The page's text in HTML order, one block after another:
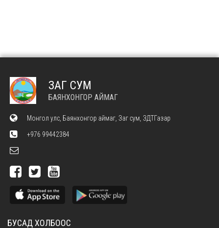
ЗАГ СУМ
БАЯНХОНГОР АЙМАГ
Монгол улс, Баянхонгор аймаг, Заг сум, ЗДТГазар
+976 99442384
БУСАД ХОЛБООС